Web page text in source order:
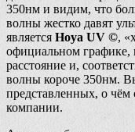
350нм и видим, что
волны жестко давят
является Hoya UV ©,
официальном графике,
расстояние и,
волны короче 350нм.
представленных, о чём
компании.